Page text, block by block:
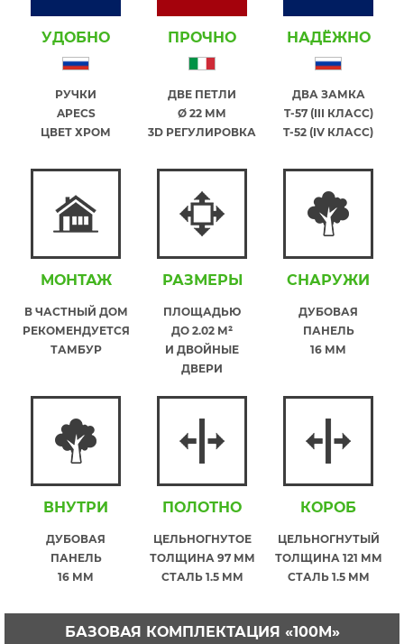
УДОБНО
РУЧКИ
APECS
ЦВЕТ ХРОМ
ПРОЧНО
ДВЕ ПЕТЛИ
Ø 22 ММ
3D РЕГУЛИРОВКА
НАДЁЖНО
ДВА ЗАМКА
T-57 (III КЛАСС)
T-52 (IV КЛАСС)
МОНТАЖ
В ЧАСТНЫЙ ДОМ
РЕКОМЕНДУЕТСЯ
ТАМБУР
РАЗМЕРЫ
ПЛОЩАДЬЮ
ДО 2.02 М²
И ДВОЙНЫЕ
ДВЕРИ
СНАРУЖИ
ДУБОВАЯ
ПАНЕЛЬ
16 ММ
ВНУТРИ
ДУБОВАЯ
ПАНЕЛЬ
16 ММ
ПОЛОТНО
ЦЕЛЬНОГНУТОЕ
ТОЛЩИНА 97 ММ
СТАЛЬ 1.5 ММ
КОРОБ
ЦЕЛЬНОГНУТЫЙ
ТОЛЩИНА 121 ММ
СТАЛЬ 1.5 ММ
БАЗОВАЯ КОМПЛЕКТАЦИЯ «100М»